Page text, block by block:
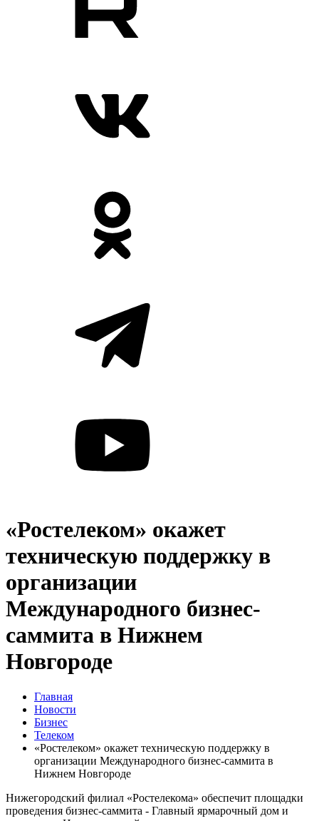
«Ростелеком» окажет
техническую поддержку в
организации
Международного бизнес-
саммита в Нижнем
Новгороде
Главная
Новости
Бизнес
Телеком
«Ростелеком» окажет техническую поддержку в
организации Международного бизнес-саммита в
Нижнем Новгороде
Нижегородский филиал «Ростелекома» обеспечит площадки
проведения бизнес-саммита - Главный ярмарочный дом и